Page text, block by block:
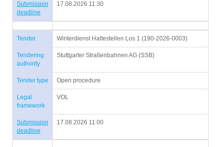
Submission
deadline
17.08.2026 11:30
Tender Winterdienst Haltestellen Los 1 (190-2026-0003)
Tendering
authority
Stuttgarter Straßenbahnen AG (SSB)
Tender type Open procedure
Legal
framework
VOL
Submission
deadline
17.08.2026 11:00